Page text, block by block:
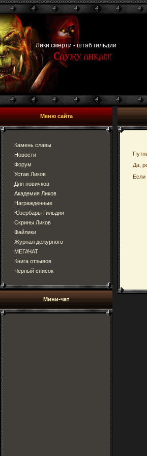
Лики смерти - штаб гильдии
Меню сайта
Камень славы
Новости
Форум
Устав Ликов
Для новичков
Академия Ликов
Награжденные
Юзербары Гильдии
Скрины Ликов
Файлики
Журнал дежурного
МЕГАЧАТ
Книга отзывов
Черный список
Мини-чат
Да,
Если